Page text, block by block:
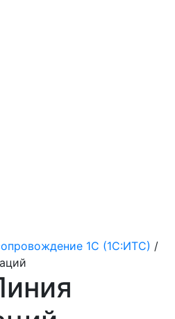
1С (1С:ИТС) /